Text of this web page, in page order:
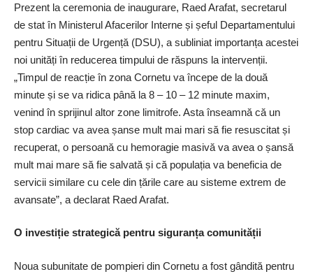
Prezent la ceremonia de inaugurare, ­Raed Arafat, secretarul
de stat în Ministerul Afacerilor Interne și șeful Departamentului
pentru Situații de Urgență (DSU), a subliniat importanța acestei
noi unități în reducerea timpului de răspuns la intervenții.
„Timpul de reacție în zona Cornetu va începe de la două
minute și se va ridica până la 8 – 10 – 12 minute maxim,
venind în sprijinul altor zone limitrofe. Asta înseamnă că un
stop cardiac va avea șanse mult mai mari să fie resuscitat și
recuperat, o persoană cu hemoragie masivă va avea o șansă
mult mai mare să fie salvată și că populația va beneficia de
servicii similare cu cele din țările care au sisteme extrem de
avansate”, a declarat Raed Arafat.
O investiție strategică pentru siguranța comunității
Noua subunitate de pompieri din Cornetu a fost gândită pentru